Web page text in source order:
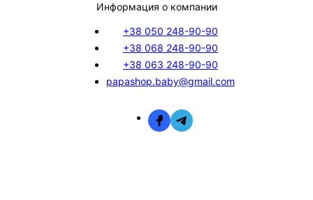
Информация о компании
+38 050 248-90-90
+38 068 248-90-90
+38 063 248-90-90
papashop.baby@gmail.com